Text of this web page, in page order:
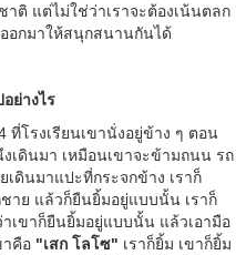
ติ แต่ไม่ใช่ว่าเราจะต้องเน้นตลก
ออกมาให้สนุกสนานกันได้
ย่างไร
ที่โรงเรียนเขานั่งอยู่ข้าง ๆ ตอน
เดินมา เหมือนเขาจะข้ามถนน รถ
เดินมาแปะที่กระจกข้าง เราก็
ชาย แล้วก็ยืนยิ้มอยู่แบบนั้น เราก็
าเขาก็ยืนยิ้มอยู่แบบนั้น แล้วเอามือ
าคือ "เสก โลโซ" เราก็ยิ้ม เขาก็ยิ้ม